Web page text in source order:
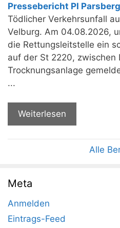
Pressebericht PI
Tödlicher Verkehrsunfall
Velburg. Am 04.08.2026,
die Rettungsleitstelle ein
auf der St 2220, zwischen
Trocknungsanlage
...
Weiterlesen
Alle
Meta
Anmelden
Eintrags-Feed